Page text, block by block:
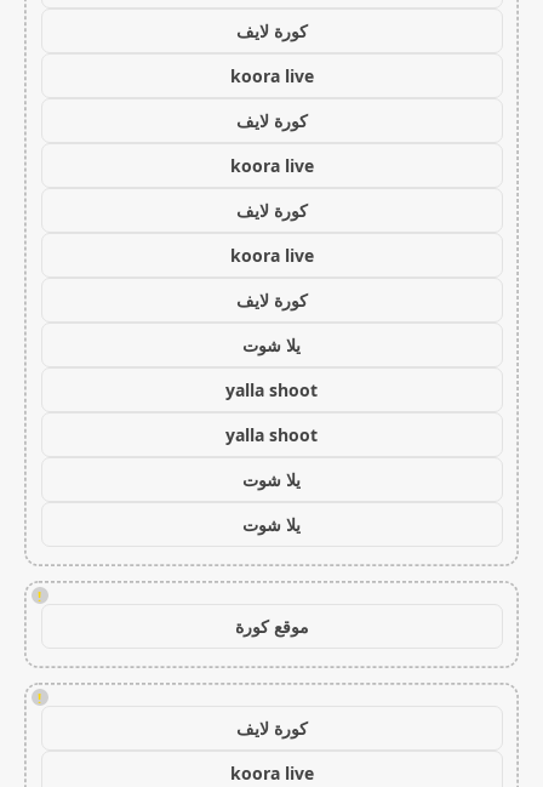
كورة لايف
koora live
كورة لايف
koora live
كورة لايف
koora live
كورة لايف
يلا شوت
yalla shoot
yalla shoot
يلا شوت
يلا شوت
!
موقع كورة
!
كورة لايف
koora live